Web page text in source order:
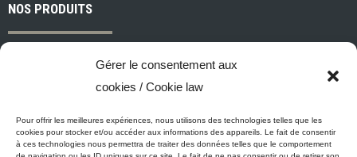
Gérer le consentement aux
cookies / Cookie law
Pour offrir les meilleures expériences, nous utilisons des technologies telles que les
cookies pour stocker et/ou accéder aux informations des appareils. Le fait de consentir
à ces technologies nous permettra de traiter des données telles que le comportement
NOS PRODUITS
Peintures et apprêts d’intérieur
Industriel, commercial et municipal
Nettoyage, préparation des surfaces et divers